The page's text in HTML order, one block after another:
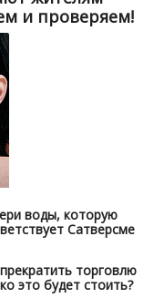
и проверяем!
воды, которую
Сатверсме
торговлю
это будет стоить?